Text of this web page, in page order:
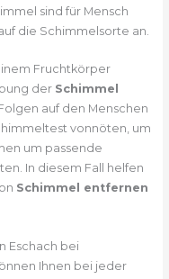
sind für Mensch
die Schimmelsorte an.
Fruchtkörper
der Schimmel
auf den Menschen
vonnöten, um
um passende
In diesem Fall helfen
Schimmel entfernen
Eschach bei
Ihnen bei jeder